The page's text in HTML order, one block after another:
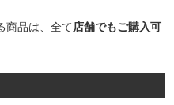
商品は、全て店舗でもご購入可